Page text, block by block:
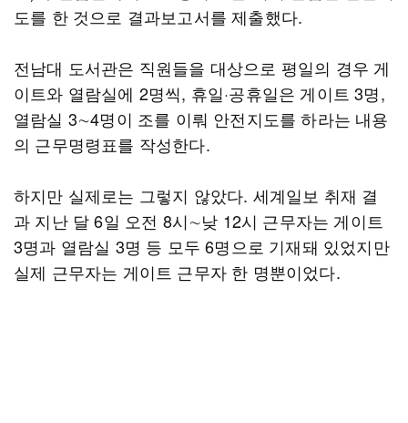
도를 한 것으로 결과보고서를 제출했다.
전남대 도서관은 직원들을 대상으로 평일의 경우 게
이트와 열람실에 2명씩, 휴일·공휴일은 게이트 3명,
열람실 3∼4명이 조를 이뤄 안전지도를 하라는 내용
의 근무명령표를 작성한다.
하지만 실제로는 그렇지 않았다. 세계일보 취재 결
과 지난 달 6일 오전 8시∼낮 12시 근무자는 게이트
3명과 열람실 3명 등 모두 6명으로 기재돼 있었지만
실제 근무자는 게이트 근무자 한 명뿐이었다.